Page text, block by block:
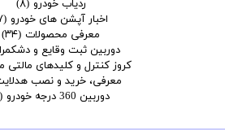
ردیاب خودرو (۸)
اخبار آپشن های خودرو (۷)
معرفی محصولات (۳۴)
دوربین ثبت وقایع و دشکمرا
کروز کنترل و کلیدهای مالتی
معرفی، خرید و نصب
دوربین 360 درجه خودرو
(۱)